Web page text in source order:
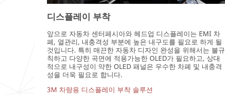
디스플레이 부착
앞으로 자동차 센터페시아와 헤드업 디스플레이는 EMI 차
폐, 열관리, 내충격성 부분에 높은 내구도를 필요로 하게 될
것입니다. 특히 매끈한 자동차 디자인 완성을 위해서는 불규
칙하고 다양한 곡면에 적용가능한 OLED가 필요하고, 상대
적으로 내구성이 약한 OLED 패널은 우수한 차폐 및 내충격
성을 더욱 필요로 합니다.
3M 차량용 디스플레이 부착 솔루션